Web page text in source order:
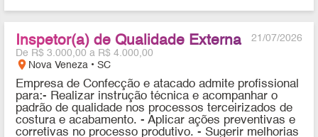
21/07/2026
Inspetor(a) de Qualidade Externa
De R$ 3.000,00 a R$ 4.000,00
location_on Nova Veneza • SC
Empresa de Confecção e atacado admite profissional
para:- Realizar instrução técnica e acompanhar o
padrão de qualidade nos processos terceirizados de
costura e acabamento. - Aplicar ações preventivas e
corretivas no processo produtivo. - Sugerir melhorias